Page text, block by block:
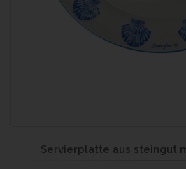
Servierplatte aus steingut